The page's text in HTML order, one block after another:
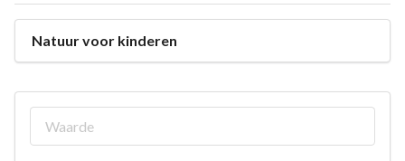
Natuur voor kinderen